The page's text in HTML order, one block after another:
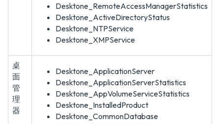
Desktone_RemoteAccessManagerStatistics
Desktone_ActiveDirectoryStatus
Desktone_NTPService
Desktone_XMPService
桌
面
管
理
器
Desktone_ApplicationServer
Desktone_ApplicationServerStatistics
Desktone_AppVolumeServiceStatistics
Desktone_InstalledProduct
Desktone_CommonDatabase